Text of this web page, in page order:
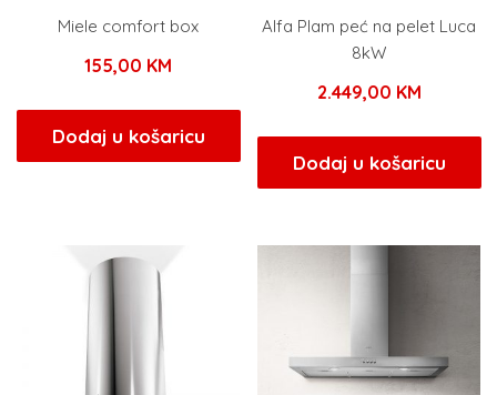
Miele comfort box
155,00 KM
Dodaj u košaricu
Alfa Plam peć na pelet Luca
8kW
2.449,00 KM
Dodaj u košaricu